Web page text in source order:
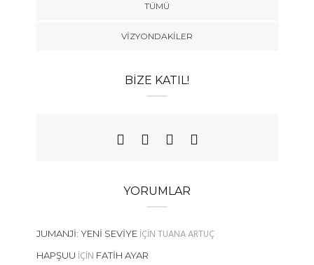
TÜMÜ
VIZYONDAKILER
BIZE KATIL!
YORUMLAR
JUMANJI: YENI SEVIYEIÇINTUANA ARTUÇ
HAPŞUU IÇIN FATIH AYAR